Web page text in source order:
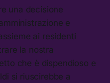
una decisione
e
ai residenti
la nostra
che è dispendioso e
si riuscirebbe a